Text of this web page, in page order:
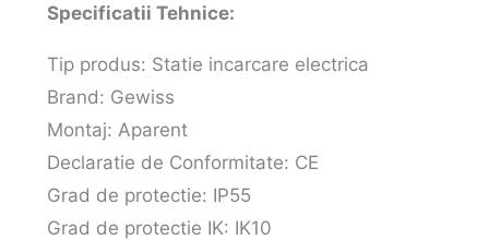
Specificatii Tehnice:
Tip produs: Statie incarcare electrica
Brand: Gewiss
Montaj: Aparent
Declaratie de Conformitate: CE
Grad de protectie: IP55
Grad de protectie IK: IK10